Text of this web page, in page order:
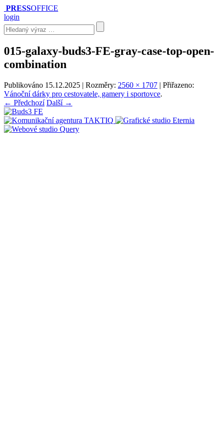
PRESSOFFICE
login
015-galaxy-buds3-FE-gray-case-top-open-
combination
Publikováno 15.12.2025 | Rozměry: 2560 × 1707 | Přiřazeno:
Vánoční dárky pro cestovatele, gamery i sportovce.
← Předchozí Další →